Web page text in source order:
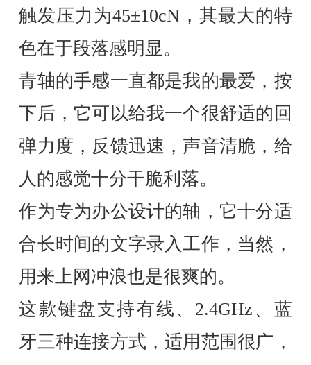
触发压力为45±10cN，其最大的特
色在于段落感明显。
青轴的手感一直都是我的最爱，按
下后，它可以给我一个很舒适的回
弹力度，反馈迅速，声音清脆，给
人的感觉十分干脆利落。
作为专为办公设计的轴，它十分适
合长时间的文字录入工作，当然，
用来上网冲浪也是很爽的。
这款键盘支持有线、2.4GHz、蓝
牙三种连接方式，适用范围很广，